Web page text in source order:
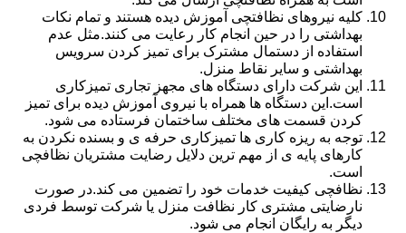
کلیه نیروهای نظافتچی آموزش دیده هستند و تمام نکات
بهداشتی را در حین انجام کار رعایت می کنند.مثل عدم
استفاده از دستمال مشترک برای تمیز کردن سرویس
بهداشتی و سایر نقاط منزل.
این شرکت دارای دستگاه های مجهز تجاری تمیزکاری
است.این دستگاه ها همراه با نیروی آموزش دیده برای تمیز
کردن قسمت های مختلف ساختمان فرستاده می شود.
توجه به ریزه کاری ها تمیزکاری حرفه ی و بسنده نکردن به
کارهای پایه ی از مهم ترین دلایل رضایت مشتریان نظافچی
است.
نظافچی کیفیت خدمات خود را تضمین می کند.در صورت
نارضایتی مشتری کار نظافت منزل یا شرکت توسط فردی
دیگر به رایگان انجام می شود.